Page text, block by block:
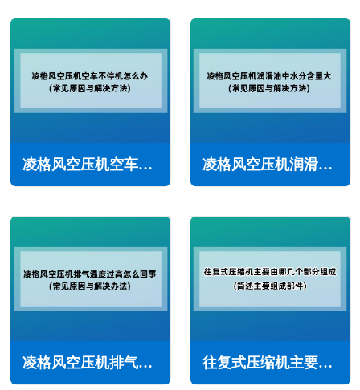
凌格风空压机空车不停机怎么办(常见原因与解决方法) 凌格风空压机润滑油中水分含量大怎么办(常见原因与解决方法)
凌格风空压机排气温度过高怎么回事(常见原因与解决办法) 往复式压缩机主要由哪几个部分组成(简述主要组成部件)